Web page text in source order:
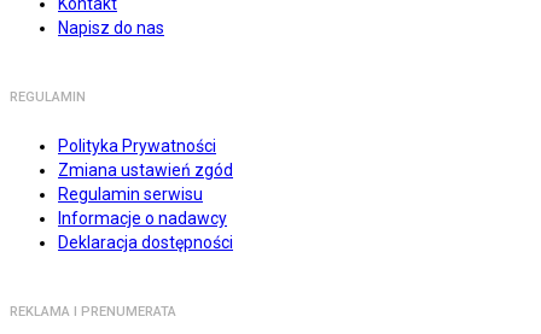
Napisz do nas
REGULAMIN
Polityka Prywatności
Zmiana ustawień zgód
Regulamin serwisu
Informacje o nadawcy
Deklaracja dostępności
REKLAMA I PRENUMERATA